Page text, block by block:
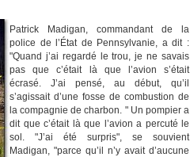
Patrick Madigan, commandant de la
police de l’État de Pennsylvanie, a dit :
"Quand j’ai regardé le trou, je ne savais
pas que c’était là que l’avion s’était
écrasé. J’ai pensé, au début, qu’il
s’agissait d’une fosse de combustion de
la compagnie de charbon. " Un pompier a
dit que c’était là que l’avion a percuté le
sol. "J’ai été surpris", se souvient
Madigan, "parce qu’il n’y avait d’aucune